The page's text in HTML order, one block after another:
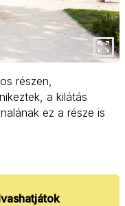
részen,
a kilátás
ez a része is